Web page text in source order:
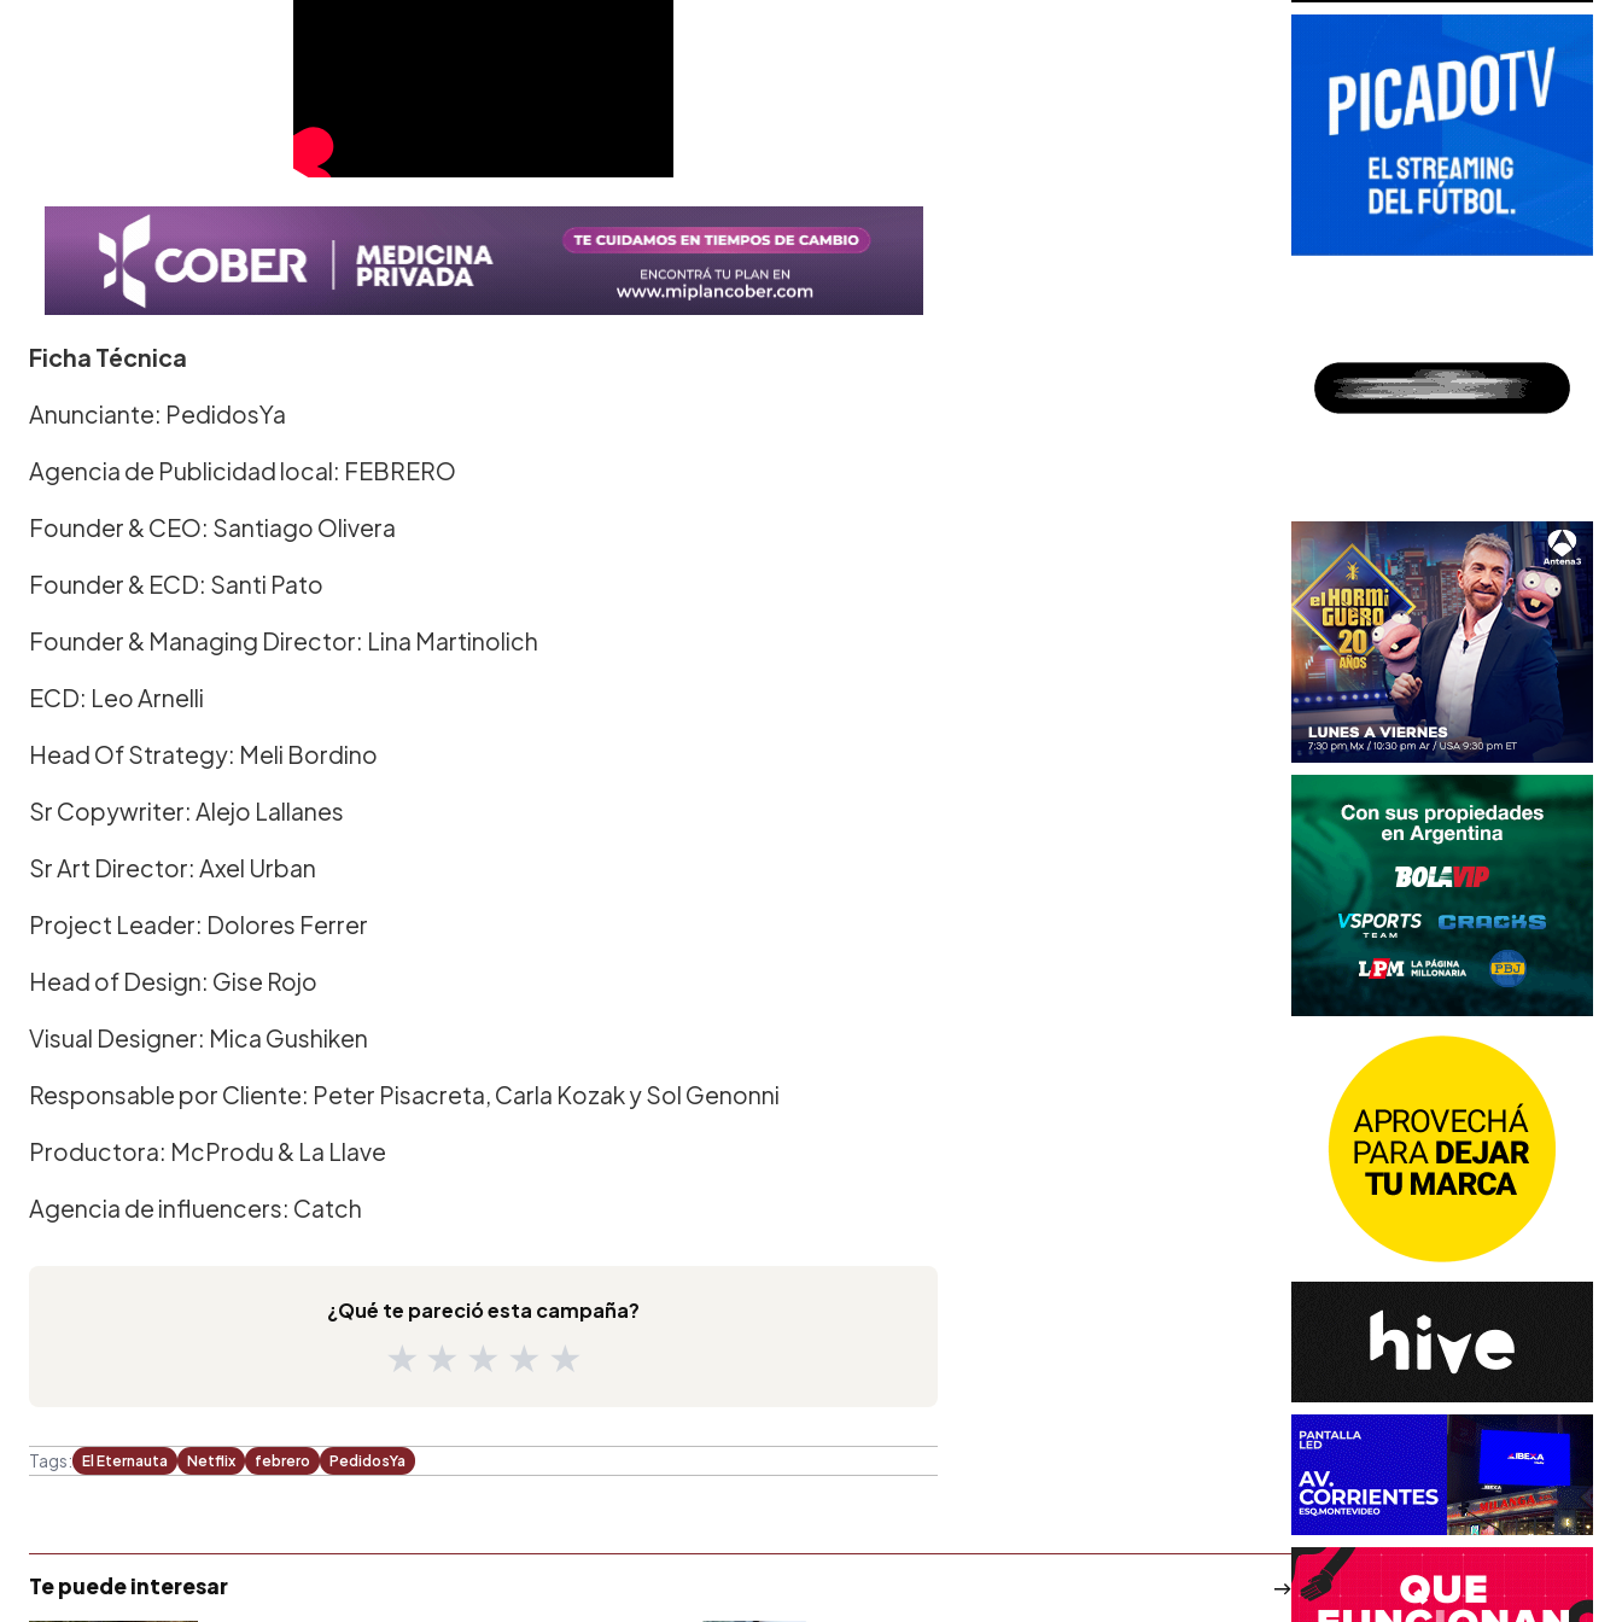
Ficha Técnica
Anunciante: PedidosYa
Agencia de Publicidad local: FEBRERO
Founder & CEO: Santiago Olivera
Founder & ECD: Santi Pato
Founder & Managing Director: Lina Martinolich
ECD: Leo Arnelli
Head Of Strategy: Meli Bordino
Sr Copywriter: Alejo Lallanes
Sr Art Director: Axel Urban
Project Leader: Dolores Ferrer
Head of Design: Gise Rojo
Visual Designer: Mica Gushiken
Responsable por Cliente: Peter Pisacreta, Carla Kozak y Sol Genonni
Productora: McProdu & La Llave
Agencia de influencers: Catch
¿Qué te pareció esta campaña?
★ ★ ★ ★ ★
Tags: El Eternauta Netflix febrero PedidosYa
Te puede interesar